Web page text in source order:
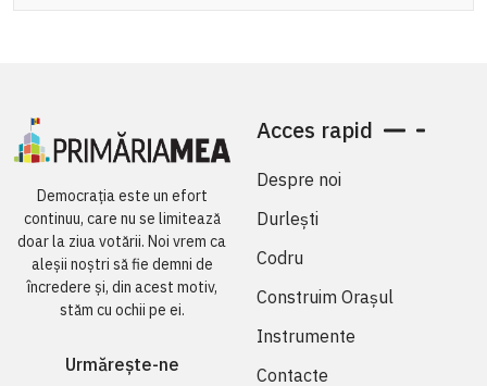
Democrația este un efort
continuu, care nu se limitează
doar la ziua votării. Noi vrem ca
aleșii noștri să fie demni de
încredere și, din acest motiv,
stăm cu ochii pe ei.
Urmărește-ne
Acces rapid
Despre noi
Durlești
Codru
Construim Orașul
Instrumente
Contacte